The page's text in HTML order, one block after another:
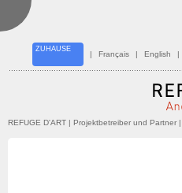
ZUHAUSE
| Français | English |
REFUGE D'ART | Projektbetreiber und Partner